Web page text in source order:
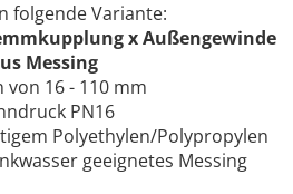
folgende Variante:
x Außengewinde
Messing
von 16 - 110 mm
PN16
Polyethylen/Polypropylen
geeignetes Messing